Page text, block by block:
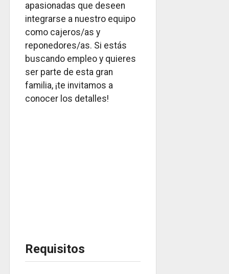
apasionadas que deseen
integrarse a nuestro equipo
como cajeros/as y
reponedores/as. Si estás
buscando empleo y quieres
ser parte de esta gran
familia, ¡te invitamos a
conocer los detalles!
Requisitos